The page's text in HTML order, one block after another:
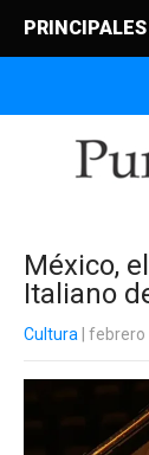
PRINCIPALES
México,
Italiano
Cultura |